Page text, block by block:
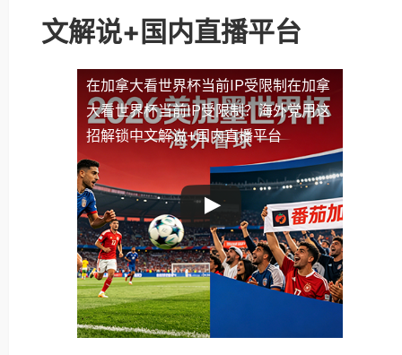
文解说+国内直播平台
在加拿大看世界杯当前IP受限制 在加拿
大看世界杯当前IP受限制？海外党用这
招解锁中文解说+国内直播平台